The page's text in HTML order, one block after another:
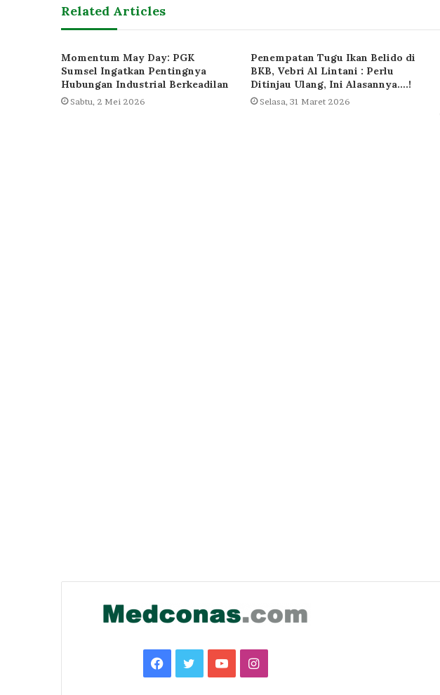
Related Articles
Momentum May Day: PGK
Sumsel Ingatkan Pentingnya
Hubungan Industrial Berkeadilan
Sabtu, 2 Mei 2026
Penempatan Tugu Ikan Belido di
BKB, Vebri Al Lintani : Perlu
Ditinjau Ulang, Ini Alasannya….!
Selasa, 31 Maret 2026
Facebook
TwitterYouTubeInstagram